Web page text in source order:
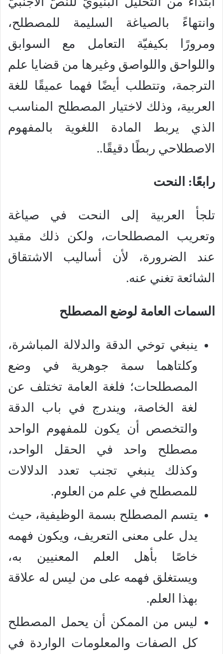
وانتهاءً بالصياغة السليمة للمصطلح،
ومرورًا بكيفيّة التعامل مع السوابق
واللواحق واللواصق وغيرها من قضايا علم
الترجمة، وتتطلب أيضًا فهما عميقًا للغة
العربية، وذلك لاختيار المصطلح المناسب
الذي يربط المادة اللغوية بالمفهوم
الاصطلاحي ربطًا دقيقًا..
رابعًا: النحت
تلجأ العربية إلى النحت في صياغة
وتعريب المصطلحات، ولكن ذلك مقيد
عند الضرورة، لأن أساليب الاشتقاق
الشائعة تغني عنه.
السمات العامة لوضع المصطلح
ينبغي توخي الدقة والدلالة المباشرة،
وكلتاهما سمة جوهرية في وضع
المصطلحات؛ فلغة العامة تختلف عن
لغة الخاصة، ويندرج في باب الدقة
والتخصص أن يكون للمفهوم الواحد
مصطلح واحد في الحقل الواحد،
وكذلك ينبغي تجنب تعدد الدلالات
للمصطلح في علم من العلوم.
يتسم المصطلح بسمة الوظيفية، حيث
يدل على معنى التعريف، ويكون فهمه
خاصًا بأهل العلم المعنيين به،
ويستغلق فهمه على من ليس له علاقة
بهذا العلم.
ليس من الممكن أن يحمل المصطلح
كل الصفات والمعلومات الواردة في